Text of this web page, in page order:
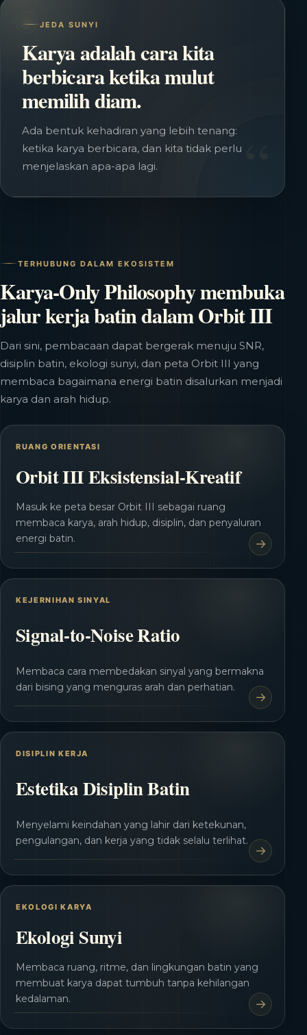
JEDA SUNYI
Karya adalah cara kita
berbicara ketika mulut
memilih diam.
Ada bentuk kehadiran yang lebih tenang:
ketika karya berbicara, dan kita tidak perlu
menjelaskan apa-apa lagi.
TERHUBUNG DALAM EKOSISTEM
Karya-Only Philosophy membuka
jalur kerja batin dalam Orbit III
Dari sini, pembacaan dapat bergerak menuju SNR,
disiplin batin, ekologi sunyi, dan peta Orbit III yang
membaca bagaimana energi batin disalurkan menjadi
karya dan arah hidup.
RUANG ORIENTASI
Orbit III Eksistensial-Kreatif
Masuk ke peta besar Orbit III sebagai ruang
membaca karya, arah hidup, disiplin, dan penyaluran
energi batin.
KEJERNIHAN SINYAL
Signal-to-Noise Ratio
Membaca cara membedakan sinyal yang bermakna
dari bising yang menguras arah dan perhatian.
DISIPLIN KERJA
Estetika Disiplin Batin
Menyelami keindahan yang lahir dari ketekunan,
pengulangan, dan kerja yang tidak selalu terlihat.
EKOLOGI KARYA
Ekologi Sunyi
Membaca ruang, ritme, dan lingkungan batin yang
membuat karya dapat tumbuh tanpa kehilangan
kedalaman.